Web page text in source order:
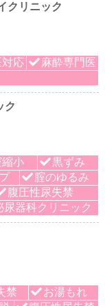
クリニック
応
麻酔専門医
ク
縮小
黒ずみ
腟のゆるみ
腹圧性尿失禁
尿器科クリニック
禁
お湯もれ